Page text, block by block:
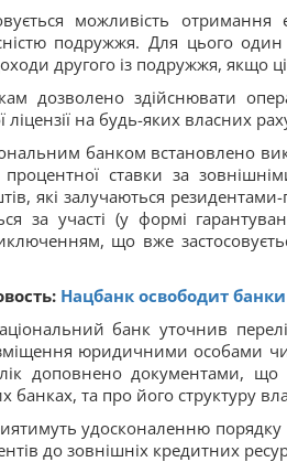
можливість отримання
подружжя. Для цього
другого із подружжя, якщо
дозволено здійснювати
ліцензії на будь-яких власних
банком встановлено
процентної ставки за
які залучаються
за участі (у формі
що вже
Нацбанк освободит
банк уточнив
юридичними особами
доповнено документами, що
та про його структуру
удосконаленню
до зовнішніх кредитних